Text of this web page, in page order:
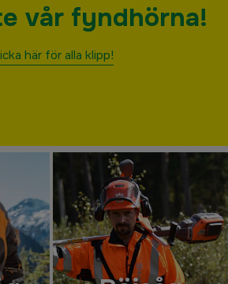
vår fyndhörna!
här för alla klipp!